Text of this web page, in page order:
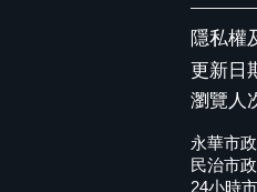
隱私權
更新日
瀏覽人
永華市
民治市
24小時